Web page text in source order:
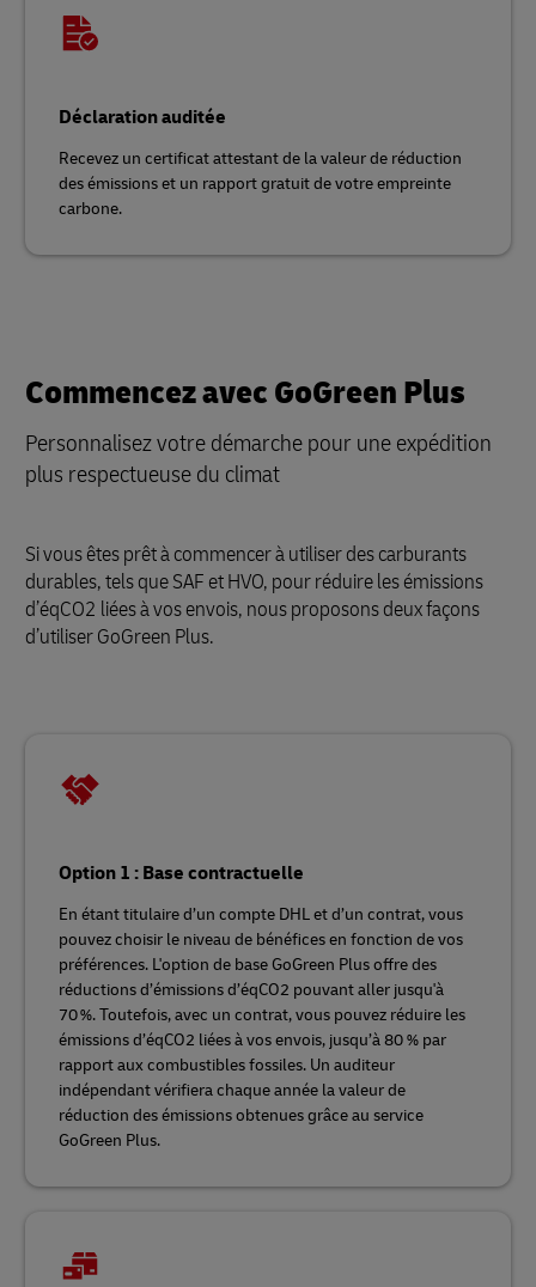
Déclaration auditée
Recevez un certificat attestant de la valeur de réduction
des émissions et un rapport gratuit de votre empreinte
carbone.
Commencez avec GoGreen Plus
Personnalisez votre démarche pour une expédition
plus respectueuse du climat
Si vous êtes prêt à commencer à utiliser des carburants
durables, tels que SAF et HVO, pour réduire les émissions
d’éqCO2 liées à vos envois, nous proposons deux façons
d’utiliser GoGreen Plus.
Option 1 : Base contractuelle
En étant titulaire d’un compte DHL et d’un contrat, vous
pouvez choisir le niveau de bénéfices en fonction de vos
préférences. L'option de base GoGreen Plus offre des
réductions d’émissions d’éqCO2 pouvant aller jusqu'à
70 %. Toutefois, avec un contrat, vous pouvez réduire les
émissions d’éqCO2 liées à vos envois, jusqu’à 80 % par
rapport aux combustibles fossiles. Un auditeur
indépendant vérifiera chaque année la valeur de
réduction des émissions obtenues grâce au service
GoGreen Plus.